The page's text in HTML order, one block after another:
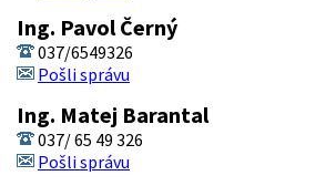
Ing. Pavol Černý
037/6549326
Pošli správu
Ing. Matej Barantal
037/ 65 49 326
Pošli správu